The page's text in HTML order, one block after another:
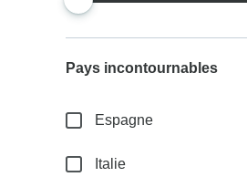
Pays incontournables
Espagne
Italie